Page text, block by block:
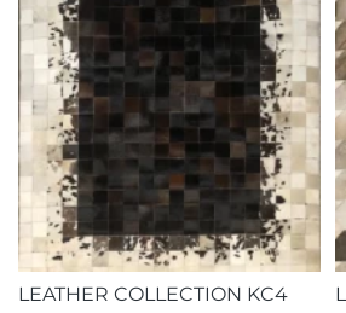
LEATHER COLLECTION KC4